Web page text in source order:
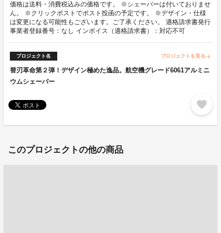
価格は送料・消費税込みの価格です。 ※シェーバーは付いておりませ
ん。 ※クリックポストでポスト投函の予定です。 ※デザイン・仕様
は変更になる可能性もございます。ご了承ください。 適格請求書発行
事業者登録番号：なし インボイス（適格請求書）：対応不可
プロジェクト名 プロジェクトを見る arrow_forward
替刃革命第２弾！デザイン極めた逸品。航空機グレード6061アルミニ
ウムシェーバー
favorite
このプロジェクトの他の商品